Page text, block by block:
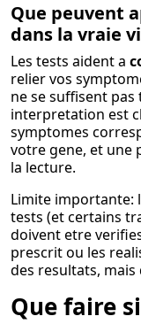
Que peuvent
dans la vraie
Les tests aident a
relier vos
ne se suffisent
interpretation est
symptomes
votre gene, et une
la lecture.
Limite importante:
tests (et certains
doivent etre
prescrit ou les
des resultats,
Que faire